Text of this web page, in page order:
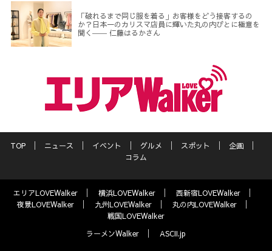
「破れるまで同じ服を着る」お客様をどう接客するの
か？日本一のカリスマ店員に輝いた丸の内びとに極意を
聞く―― 仁藤はるかさん
TOP ニュース イベント グルメ スポット
企画
コラム
エリアLOVEWalker 横浜LOVEWalker
西新宿LOVEWalker
夜景LOVEWalker
九州LOVEWalker
丸の内LOVEWalker
戦国LOVEWalker
ラーメンWalker
ASCII.jp